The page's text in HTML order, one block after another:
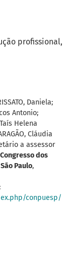
profissional
Daniela;
Antonio;
Helena
Cláudia
a assessor
Congresso dos
Paulo,
conpuesp/